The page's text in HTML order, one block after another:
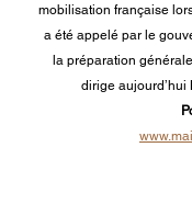
mobilisation française
a été appelé par le
la préparation
dirige aujourd’hui